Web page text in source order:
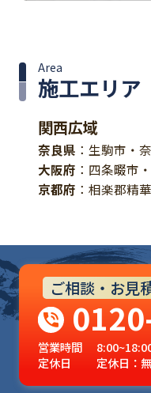
施工エリア
Area
関西広域
奈良県 ：生駒市・
大阪府 ：四条畷市
京都府 ：相楽郡精
ご相談・お見
営業時間
定休日
定休日：